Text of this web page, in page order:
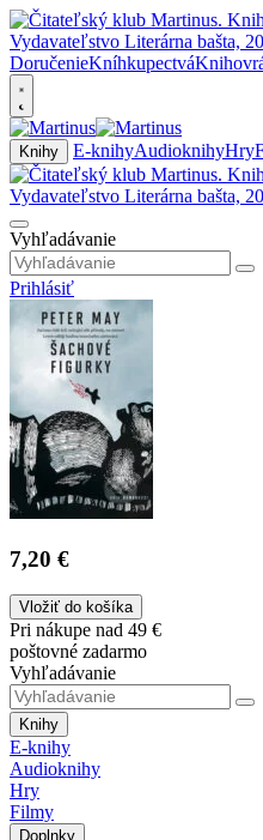
DoručenieKníhkupectvá
Knihy E-knihyAudioknihyHry
Vyhľadávanie
Prihlásiť
7,20 €
Vložiť do košíka
Pri nákupe nad 49 €
poštovné zadarmo
Vyhľadávanie
Knihy
E-knihy
Audioknihy
Hry
Filmy
Doplnky